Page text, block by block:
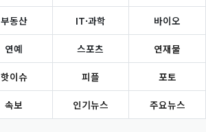
부동산 IT·과학 바이오
연예 스포츠 연재물
핫이슈 피플 포토
속보 인기뉴스 주요뉴스